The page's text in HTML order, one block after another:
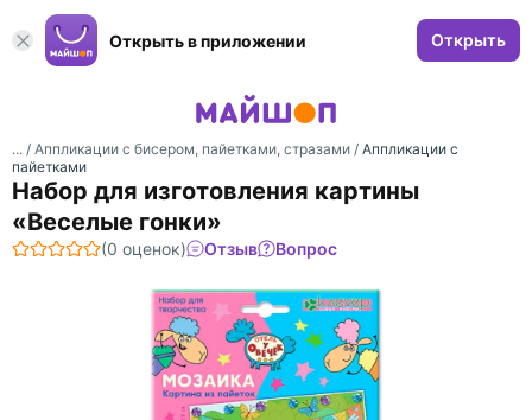
Открыть в приложении Открыть
... / Аппликации с бисером, пайетками, стразами / Аппликации с
пайетками
Набор для изготовления картины
«Веселые гонки»
(0 оценок) Отзыв Вопрос